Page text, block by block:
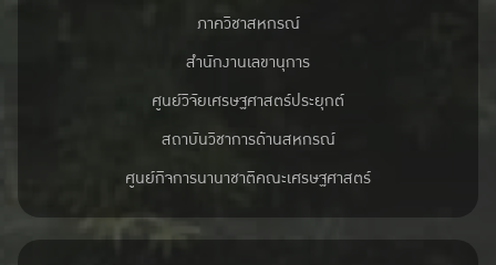
ภาควิชาสหกรณ์
สำนักงานเลขานุการ
ศูนย์วิจัยเศรษฐศาสตร์ประยุกต์
สถาบันวิชาการด้านสหกรณ์
ศูนย์กิจการนานาชาติคณะเศรษฐศาสตร์